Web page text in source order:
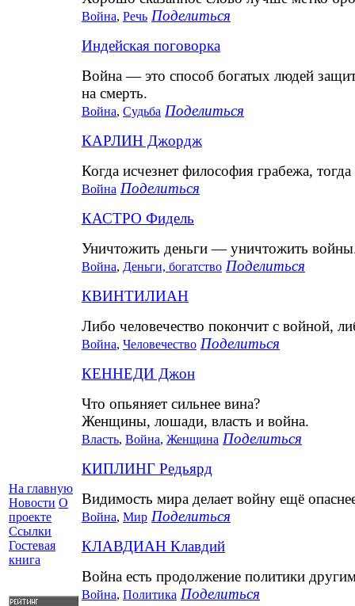
На главную
Новости О
проекте
Ссылки
Гостевая
книга
Война, Речь Поделиться
Индейская поговорка
Война — это способ богатых людей
на смерть.
Война, Судьба Поделиться
КАРЛИН Джордж
Когда исчезнет философия грабежа,
Война Поделиться
КАСТРО Фидель
Уничтожить деньги — уничтожить
Война, Деньги, богатство Поделиться
КВИНТИЛИАН
Либо человечество покончит с войной,
Война, Человечество Поделиться
КЕННЕДИ Джон
Что опьяняет сильнее вина?
Женщины, лошади, власть и война.
Власть, Война, Женщина Поделиться
КИПЛИНГ Редьярд
Видимость мира делает войну ещё
Война, Мир Поделиться
КЛАВДИАН Клавдий
Война есть продолжение политики
Война, Политика Поделиться